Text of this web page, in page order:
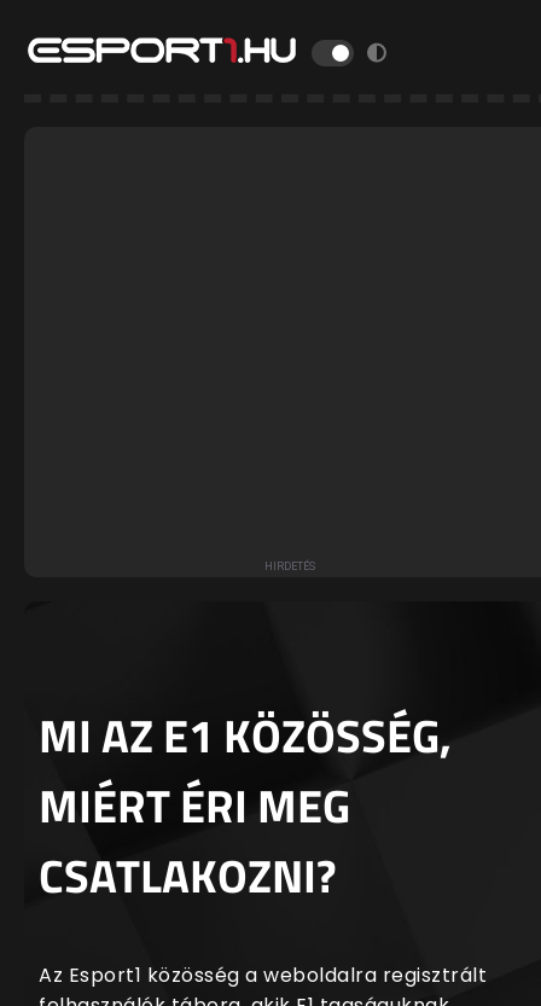
MI AZ E1 KÖZÖSSÉG,
MIÉRT ÉRI MEG
CSATLAKOZNI?
Az Esport1 közösség a weboldalra regisztrált